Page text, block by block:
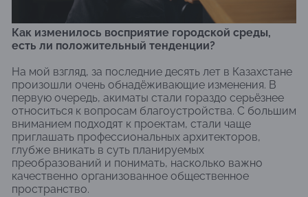
Как изменилось восприятие городской среды,
есть ли положительный тенденции?
На мой взгляд, за последние десять лет в Казахстане
произошли очень обнадёживающие изменения. В
первую очередь, акиматы стали гораздо серьёзнее
относиться к вопросам благоустройства. С большим
вниманием подходят к проектам, стали чаще
приглашать профессиональных архитекторов,
глубже вникать в суть планируемых
преобразований и понимать, насколько важно
качественно организованное общественное
пространство.